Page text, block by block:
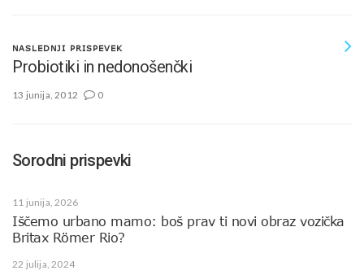
NASLEDNJI PRISPEVEK
Probiotiki in nedonošenčki
13 junija, 2012 0
Sorodni prispevki
11 junija, 2026
Iščemo urbano mamo: boš prav ti novi obraz vozička
Britax Römer Rio?
22 julija, 2024